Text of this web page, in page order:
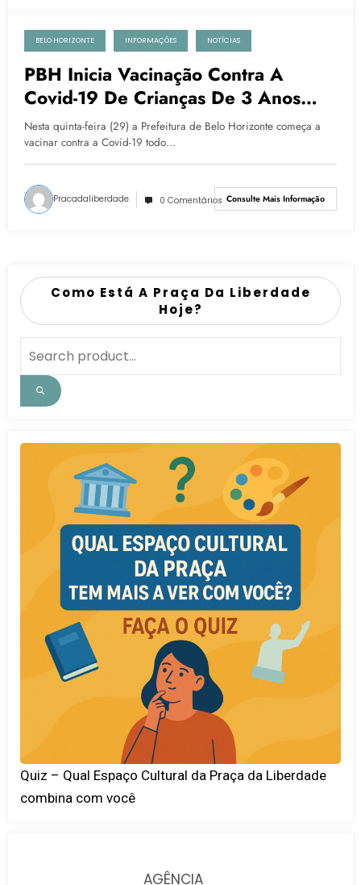
29 de setembro de 2022
BELO HORIZONTE INFORMAÇÕES NOTÍCIAS
PBH Inicia Vacinação Contra A
Covid-19 De Crianças De 3 Anos
Sem Comorbidades
Nesta quinta-feira (29) a Prefeitura de Belo Horizonte começa a
vacinar contra a Covid-19 todo…
Pracadaliberdade 0 Comentários Consulte Mais Informação
Como Está A Praça Da Liberdade
Hoje?
Quiz – Qual Espaço Cultural da Praça da Liberdade
combina com você
AGÊNCIA